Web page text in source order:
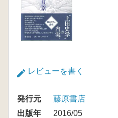
レビューを書く
発行元
藤原書店
出版年
2016/05